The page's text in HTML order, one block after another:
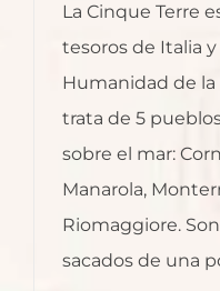
La Cinque Terre
tesoros de Italia
Humanidad de la
trata de 5
sobre el mar:
Manarola,
Riomaggiore.
sacados de una